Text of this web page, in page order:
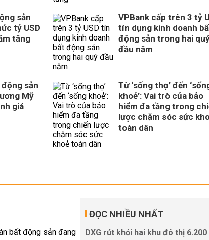
sản
tỷ USD
tăng
VPBank cấp trên 3 tỷ
tín dụng kinh doanh
động sản trong hai
đầu năm
sản
Mỹ
giá
Từ ‘sống thọ’ đến
khoẻ’: Vai trò của bảo
hiểm đa tầng trong
lược chăm sóc sức
toàn dân
ĐỌC NHIỀU NHẤT
DXG rút khỏi hai khu đô thị 6.200